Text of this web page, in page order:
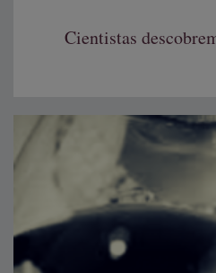
Cientistas